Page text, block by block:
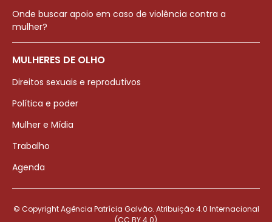
Onde buscar apoio em caso de violência contra a
mulher?
MULHERES DE OLHO
Direitos sexuais e reprodutivos
Política e poder
Mulher e Mídia
Trabalho
Agenda
© Copyright Agência Patrícia Galvão. Atribuição 4.0 Internacional